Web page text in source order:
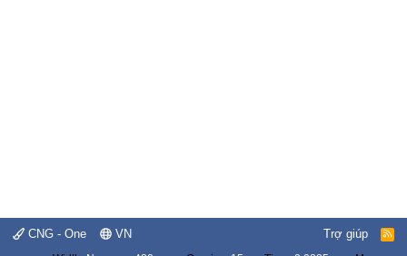
CNG - One VN Trợ giúp
R